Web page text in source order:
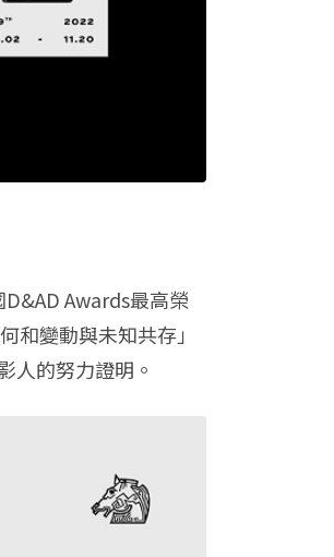
Awards最高榮
變動與未知共存」
人的努力證明。